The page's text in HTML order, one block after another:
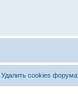
Удалить cookies форума